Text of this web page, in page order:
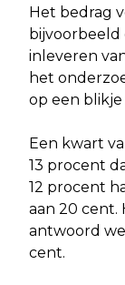
Het bedrag
bijvoorbeeld
inleveren
het
op een blikje
Een kwart
13 procent
12 procent
aan 20 cent.
antwoord
cent.